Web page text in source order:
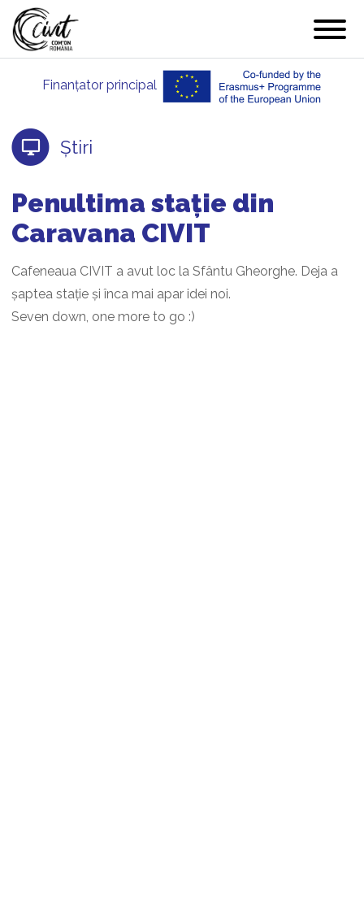
DESPRE
EVENIMENTE
ȘTIRI
RAPOARTE
CONTACT
Finanțator principal
Știri
Penultima stație din
Caravana CIVIT
Cafeneaua CIVIT a avut loc la Sfântu Gheorghe. Deja a
șaptea stație și înca mai apar idei noi.
Seven down, one more to go :)